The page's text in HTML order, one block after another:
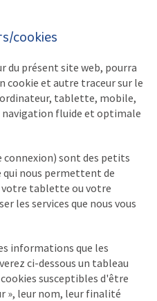
cookies
du présent site web, pourra
et autre traceur sur le
tablette, mobile,
navigation fluide et optimale
connexion) sont des petits
nous permettent de
tablette ou votre
les services que nous vous
informations que les
ci-dessous un tableau
susceptibles d'être
», leur nom, leur finalité